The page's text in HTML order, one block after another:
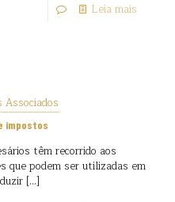
Leia mais
Associados
impostos
têm recorrido aos
que podem ser utilizadas em
[…]